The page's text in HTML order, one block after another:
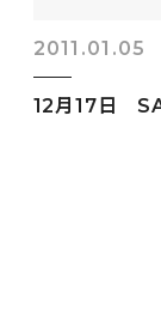
2011.01.05
12月17日